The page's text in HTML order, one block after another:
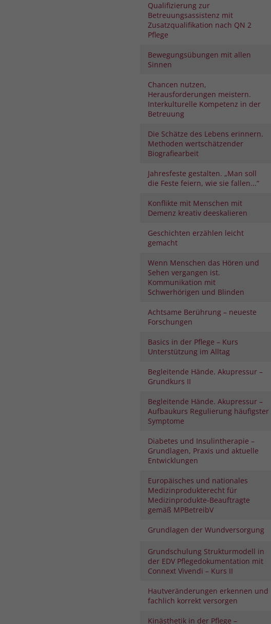
Qualifizierung zur
Betreuungsassistenz mit
Zusatzqualifikation nach QN 2
Pflege
Bewegungsübungen mit allen
Sinnen
Chancen nutzen,
Herausforderungen meistern.
Interkulturelle Kompetenz in der
Betreuung
Die Schätze des Lebens erinnern.
Methoden wertschätzender
Biografiearbeit
Jahresfeste gestalten. „Man soll
die Feste feiern, wie sie fallen...“
Konflikte mit Menschen mit
Demenz kreativ deeskalieren
Geschichten erzählen leicht
gemacht
Wenn Menschen das Hören und
Sehen vergangen ist.
Kommunikation mit
Schwerhörigen und Blinden
Achtsame Berührung – neueste
Forschungen
Basics in der Pflege – Kurs
Unterstützung im Alltag
Begleitende Hände. Akupressur –
Grundkurs II
Begleitende Hände. Akupressur –
Aufbaukurs Regulierung häufigster
Symptome
Diabetes und Insulintherapie –
Grundlagen, Praxis und aktuelle
Entwicklungen
Europäisches und nationales
Medizinprodukterecht für
Medizinprodukte-Beauftragte
gemäß MPBetreibV
Grundlagen der Wundversorgung
Grundschulung Strukturmodell in
der EDV Pflegedokumentation mit
Connext Vivendi – Kurs II
Hautveränderungen erkennen und
fachlich korrekt versorgen
Kinästhetik in der Pflege –